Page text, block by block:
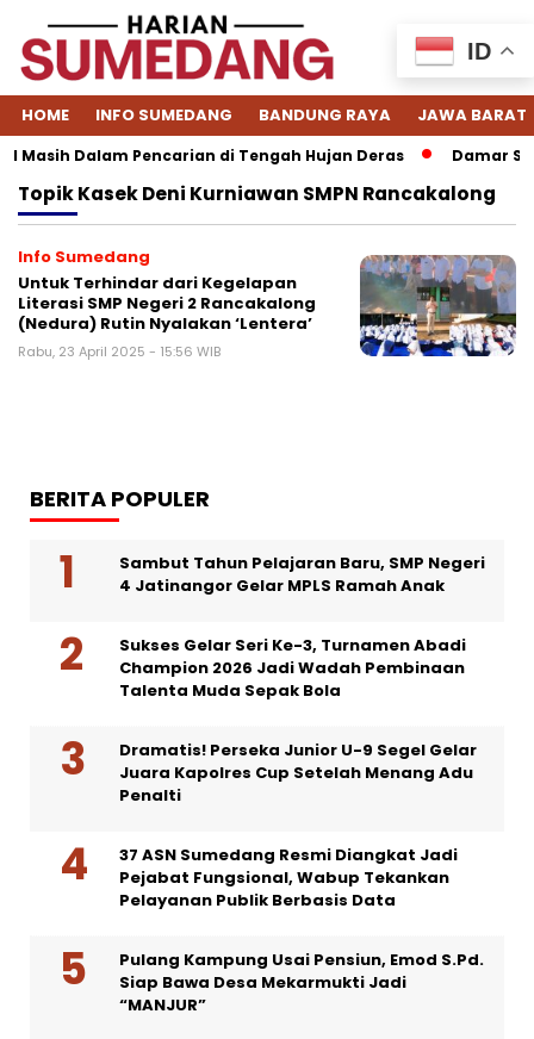
HOME INFO SUMEDANG BANDUNG RAYA JAWA BARAT
Masih Dalam Pencarian di Tengah Hujan Deras Damar
TopikKasek Deni Kurniawan SMPN Rancakalong
Info Sumedang
Untuk Terhindar dari Kegelapan
Literasi SMP Negeri 2 Rancakalong
(Nedura) Rutin Nyalakan ‘Lentera’
Rabu, 23 April 2025 - 15:56 WIB
BERITA POPULER
Sambut Tahun Pelajaran Baru, SMP Negeri
4 Jatinangor Gelar MPLS Ramah Anak
Sukses Gelar Seri Ke-3, Turnamen Abadi
Champion 2026 Jadi Wadah Pembinaan
Talenta Muda Sepak Bola
Dramatis! Perseka Junior U-9 Segel Gelar
Juara Kapolres Cup Setelah Menang Adu
Penalti
37 ASN Sumedang Resmi Diangkat Jadi
Pejabat Fungsional, Wabup Tekankan
Pelayanan Publik Berbasis Data
Pulang Kampung Usai Pensiun, Emod S.Pd.
Siap Bawa Desa Mekarmukti Jadi
“MANJUR”
ID